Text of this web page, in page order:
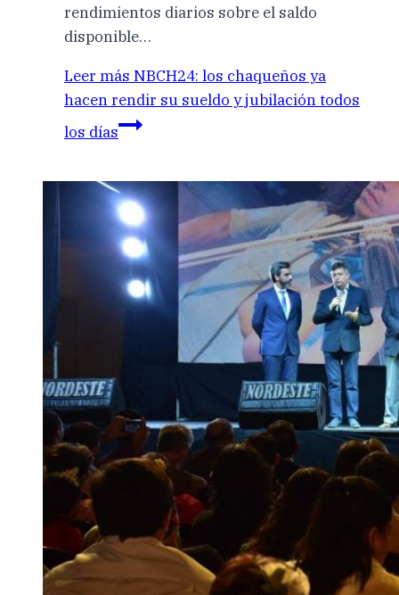
rendimientos diarios sobre el saldo
disponible…
Leer más NBCH24: los chaqueños ya
hacen rendir su sueldo y jubilación todos
los días